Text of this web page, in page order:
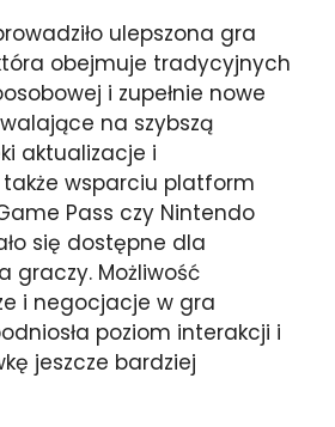
ulepszona gra
obejmuje tradycyjnych
i zupełnie nowe
na szybszą
aktualizacje i
wsparciu platform
Pass czy Nintendo
się dostępne dla
graczy. Możliwość
i negocjacje w gra
poziom interakcji i
jeszcze bardziej